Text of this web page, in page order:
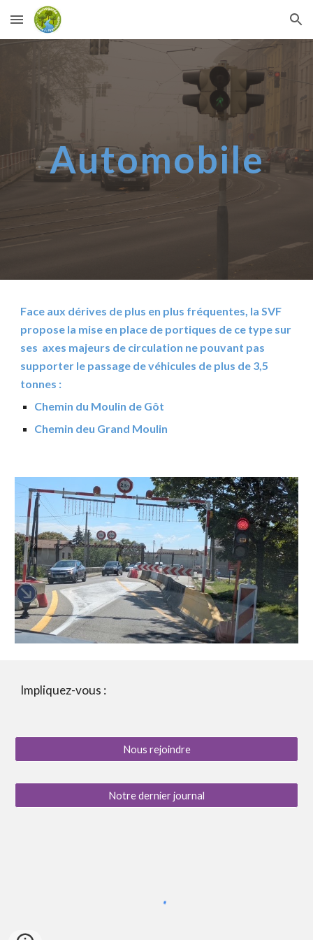
Skip to main content Skip to navigation
Automobile
Face aux dérives de plus en plus fréquentes, la SVF
propose la mise en place de portiques de ce type sur
ses axes majeurs de circulation ne pouvant pas
supporter le passage de véhicules de plus de 3,5
tonnes :
Chemin du Moulin de Gôt
Chemin deu Grand Moulin
Impliquez-vous :
Nous rejoindre
Notre dernier journal